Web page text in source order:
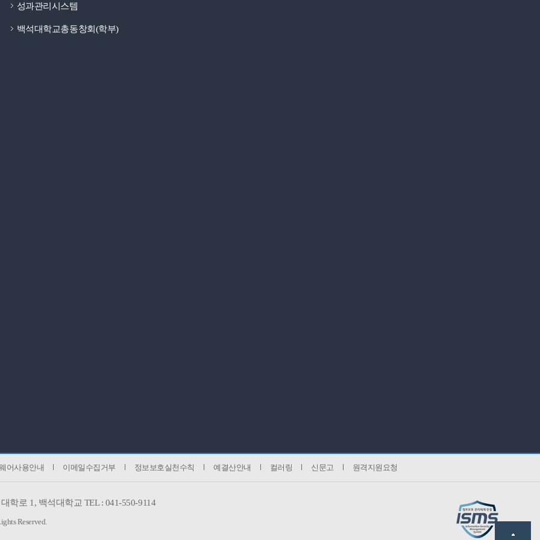
성과관리시스템
백석대학교총동창회(학부)
어사용안내 이메일수집거부 정보보호실천수칙 예결산안내 컬러링 신문고 원격지원요청
학로 1, 백석대학교 TEL : 041-550-9114
Reserved.